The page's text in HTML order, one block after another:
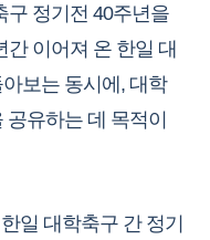
구 정기전 40주년을
간 이어져 온 한일 대
보는 동시에, 대학
공유하는 데 목적이
일 대학축구 간 정기